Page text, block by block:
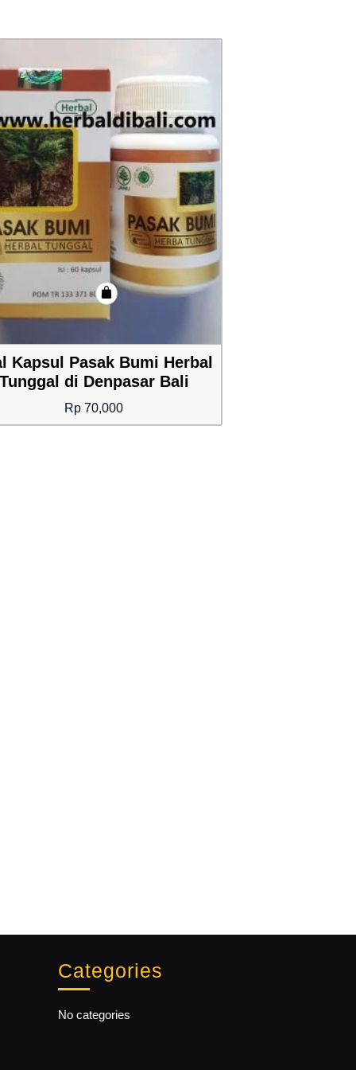
Kapsul Pasak Bumi Herbal
Tunggal di Denpasar Bali
Rp 70,000
Categories
No categories